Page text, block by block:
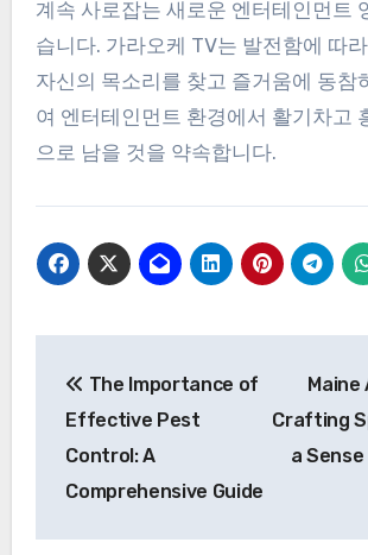
계속 사로잡는 새로운 엔터테인먼트
습니다. 가라오케 TV는 발전함에 따
자신의 목소리를 찾고 즐거움에 동참
여 엔터테인먼트 환경에서 활기차고
으로 남을 것을 약속합니다.
navigation
The Importance of
Effective Pest
Control: A
Comprehensive Guide
Crafting
a